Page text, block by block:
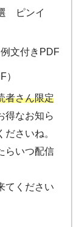
ピンイ
文付きPDF
）
者さん限定
得なお知ら
さいね。
らいつ配信
てください